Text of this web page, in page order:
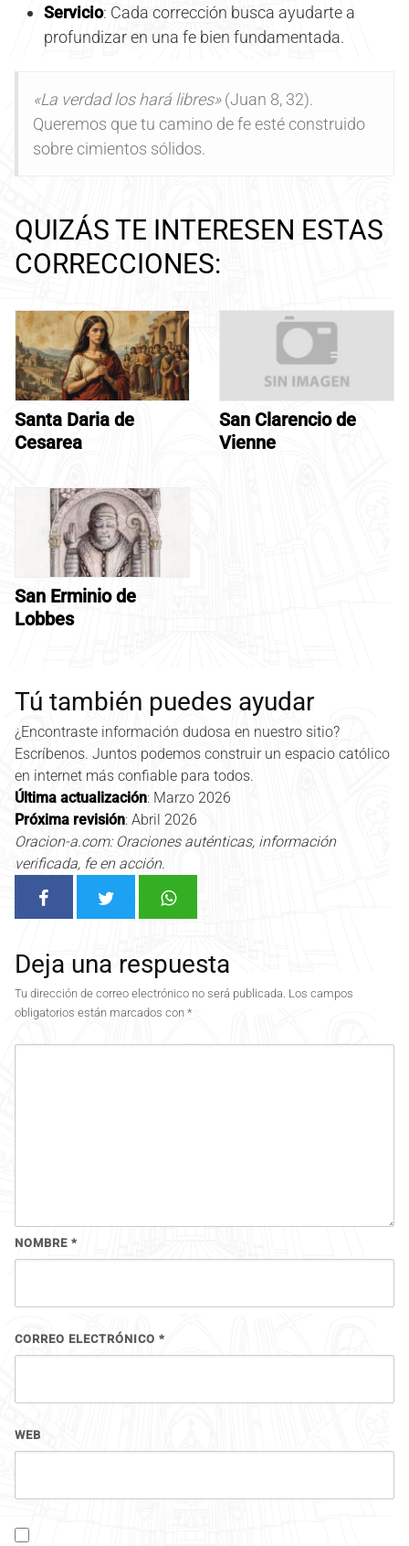
Servicio: Cada corrección busca ayudarte a
profundizar en una fe bien fundamentada.
«La verdad los hará libres»(Juan 8, 32).
Queremos que tu camino de fe esté construido
sobre cimientos sólidos.
QUIZÁS TE INTERESEN ESTAS
CORRECCIONES:
Santa Daria de
Cesarea
San Clarencio de
Vienne
San Erminio de
Lobbes
Tú también puedes ayudar
¿Encontraste información dudosa en nuestro sitio?
Escríbenos. Juntos podemos construir un espacio católico
en internet más confiable para todos.
Última actualización: Marzo 2026
Próxima revisión: Abril 2026
Oracion-a.com: Oraciones auténticas, información
verificada, fe en acción.
Deja una respuesta
Tu dirección de correo electrónico no será publicada. Los campos
obligatorios están marcados con *
NOMBRE *
CORREO ELECTRÓNICO *
WEB